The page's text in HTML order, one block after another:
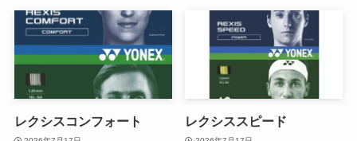
レクシスコンフォート レクシススピード